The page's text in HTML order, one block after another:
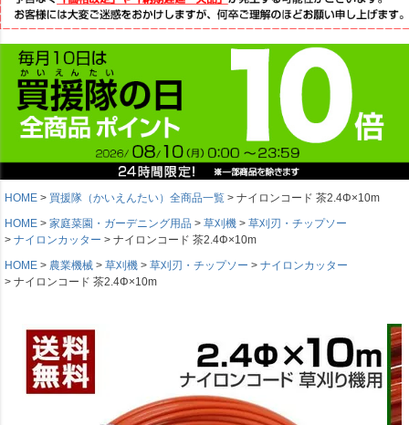
HOME 買援隊（かいえんたい）全商品一覧
ナイロンコード 茶2.4Φ×10m
HOME
家庭菜園・ガーデニング用品 草刈機
草刈刃・チップソー
ナイロンカッター
ナイロンコード 茶2.4Φ×10m
HOME
農業機械 草刈機 草刈刃・チップソー
ナイロンカッター
ナイロンコード 茶2.4Φ×10m